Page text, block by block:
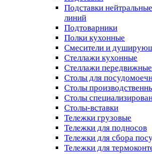
Подставки
линий
Подтоварники
Полки кухонные
Смесители и
Стеллажи кухонные
Стеллажи
Столы для
Столы
Столы
Столы-вставки
Тележки грузовые
Тележки для подносов
Тележки для сбора
Тележки для